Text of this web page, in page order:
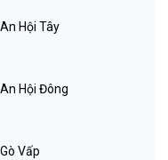
Hội Tây
Hội Đông
Vấp